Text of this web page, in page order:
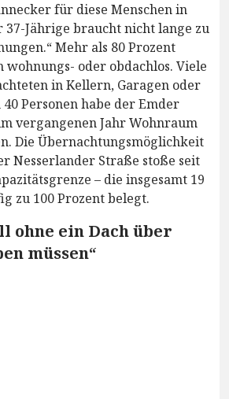
für diese Menschen in
37-Jährige braucht nicht lange zu
Mehr als 80 Prozent
wohnungs- oder obdachlos. Viele
in Kellern, Garagen oder
Personen habe der Emder
vergangenen Jahr Wohnraum
Die Übernachtungsmöglichkeit
Nesserlander Straße stoße seit
– die insgesamt 19
zu 100 Prozent belegt.
ohne ein Dach über
müssen“